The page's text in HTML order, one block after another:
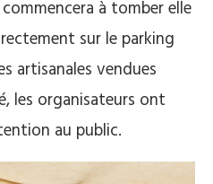
à tomber elle
sur le parking
artisanales vendues
les organisateurs ont
au public.